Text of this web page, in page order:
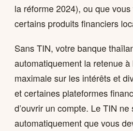
la réforme 2024), ou que
certains produits financiers
Sans TIN, votre banque
automatiquement la retenue
maximale sur les intérêts et
et certaines plateformes
d’ouvrir un compte. Le TIN
automatiquement que vous